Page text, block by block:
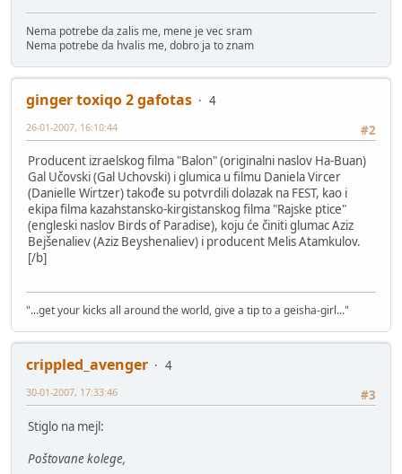
Nema potrebe da zalis me, mene je vec sram
Nema potrebe da hvalis me, dobro ja to znam
ginger toxiqo 2 gafotas
4
#2
26-01-2007, 16:10:44
Producent izraelskog filma "Balon" (originalni naslov Ha-Buan)
Gal Učovski (Gal Uchovski) i glumica u filmu Daniela Vircer
(Danielle Wirtzer) takođe su potvrdili dolazak na FEST, kao i
ekipa filma kazahstansko-kirgistanskog filma "Rajske ptice"
(engleski naslov Birds of Paradise), koju će činiti glumac Aziz
Bejšenaliev (Aziz Beyshenaliev) i producent Melis Atamkulov.
[/b]
"...get your kicks all around the world, give a tip to a geisha-girl..."
crippled_avenger
4
#3
30-01-2007, 17:33:46
Stiglo na mejl:
Poštovane kolege,